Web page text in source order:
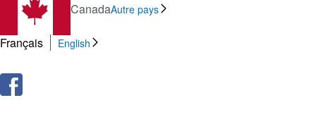
CanadaAutre pays
Français English